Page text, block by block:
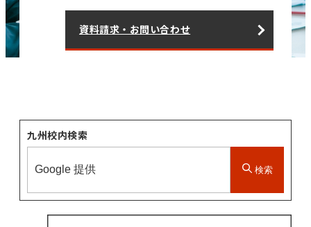
九州校内検索
検索
資料請求・お問い合わせ